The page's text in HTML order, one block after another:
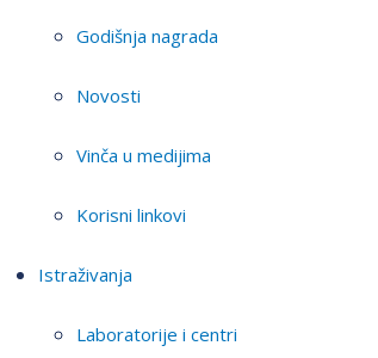
Godišnja nagrada
Novosti
Vinča u medijima
Korisni linkovi
Istraživanja
Laboratorije i centri